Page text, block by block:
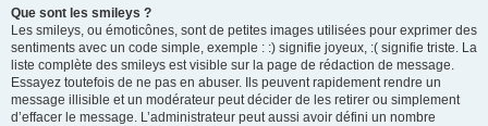
Que sont les smileys ?
Les smileys, ou émoticônes, sont de petites images utilisées pour exprimer des
sentiments avec un code simple, exemple : :) signifie joyeux, :( signifie triste. La
liste complète des smileys est visible sur la page de rédaction de message.
Essayez toutefois de ne pas en abuser. Ils peuvent rapidement rendre un
message illisible et un modérateur peut décider de les retirer ou simplement
d’effacer le message. L’administrateur peut aussi avoir défini un nombre